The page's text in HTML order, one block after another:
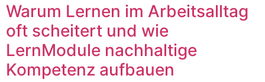
Warum Lernen im Arbeitsalltag
oft scheitert und wie
LernModule nachhaltige
Kompetenz aufbauen